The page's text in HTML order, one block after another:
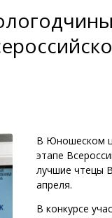
В Юношеском
этапе
лучшие чтецы
апреля.
В конкурсе